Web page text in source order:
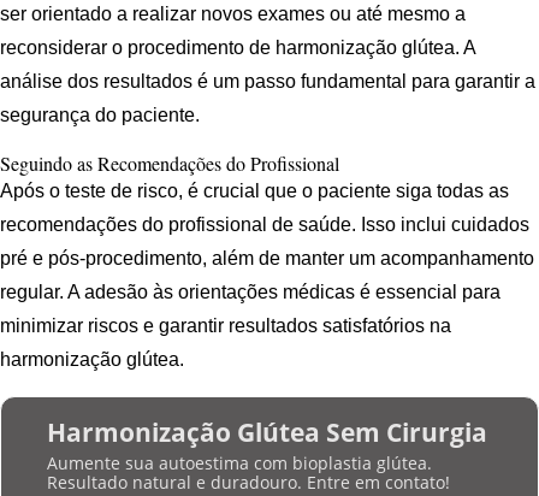
ser orientado a realizar novos exames ou até mesmo a
reconsiderar o procedimento de harmonização glútea. A
análise dos resultados é um passo fundamental para garantir a
segurança do paciente.
Seguindo as Recomendações do Profissional
Após o teste de risco, é crucial que o paciente siga todas as
recomendações do profissional de saúde. Isso inclui cuidados
pré e pós-procedimento, além de manter um acompanhamento
regular. A adesão às orientações médicas é essencial para
minimizar riscos e garantir resultados satisfatórios na
harmonização glútea.
Harmonização Glútea Sem Cirurgia
Aumente sua autoestima com bioplastia glútea.
Resultado natural e duradouro. Entre em contato!